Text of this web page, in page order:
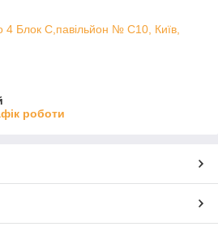
4 Блок С,павільйон № С10, Київ,
роботи